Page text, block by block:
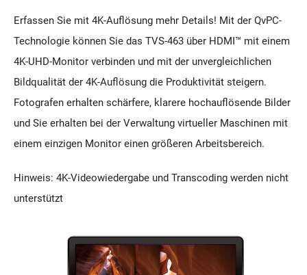
Erfassen Sie mit 4K-Auflösung mehr Details! Mit der QvPC-
Technologie können Sie das TVS-463 über HDMI™ mit einem
4K-UHD-Monitor verbinden und mit der unvergleichlichen
Bildqualität der 4K-Auflösung die Produktivität steigern.
Fotografen erhalten schärfere, klarere hochauflösende Bilder
und Sie erhalten bei der Verwaltung virtueller Maschinen mit
einem einzigen Monitor einen größeren Arbeitsbereich.
Hinweis: 4K-Videowiedergabe und Transcoding werden nicht
unterstützt